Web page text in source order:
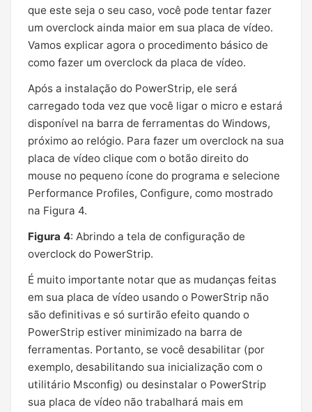
que este seja o seu caso, você pode tentar fazer
um overclock ainda maior em sua placa de vídeo.
Vamos explicar agora o procedimento básico de
como fazer um overclock da placa de vídeo.
Após a instalação do PowerStrip, ele será
carregado toda vez que você ligar o micro e estará
disponível na barra de ferramentas do Windows,
próximo ao relógio. Para fazer um overclock na sua
placa de vídeo clique com o botão direito do
mouse no pequeno ícone do programa e selecione
Performance Profiles, Configure, como mostrado
na Figura 4.
Figura 4: Abrindo a tela de configuração de
overclock do PowerStrip.
É muito importante notar que as mudanças feitas
em sua placa de vídeo usando o PowerStrip não
são definitivas e só surtirão efeito quando o
PowerStrip estiver minimizado na barra de
ferramentas. Portanto, se você desabilitar (por
exemplo, desabilitando sua inicialização com o
utilitário Msconfig) ou desinstalar o PowerStrip
sua placa de vídeo não trabalhará mais em